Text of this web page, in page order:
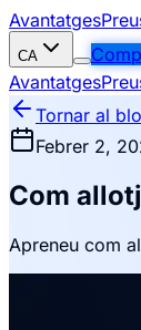
Avantatges
CA
Avantatges
Tornar al
Febrer 2,
Com
Apreneu com